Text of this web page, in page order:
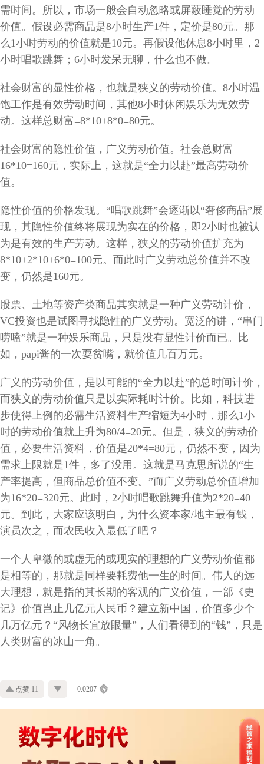
需时间。所以，市场一般会自动忽略或屏蔽睡觉的劳动
价值。假设必需商品是8小时生产1件，定价是80元。那
么1小时劳动的价值就是10元。再假设他休息8小时里，2
小时唱歌跳舞；6小时发呆无聊，什么也不做。
社会财富的显性价格，也就是狭义的劳动价值。8小时温
饱工作是有效劳动时间，其他8小时休闲娱乐为无效劳
动。这样总财富=8*10+8*0=80元。
社会财富的隐性价值，广义劳动价值。社会总财富
16*10=160元，实际上，这就是“全力以赴”最高劳动价
值。
隐性价值的价格发现。“唱歌跳舞”会逐渐以“奢侈商品”展
现，其隐性价值终将展现为实在的价格，即2小时也被认
为是有效的生产劳动。这样，狭义的劳动价值扩充为
8*10+2*10+6*0=100元。而此时广义劳动总价值并不改
变，仍然是160元。
股票、土地等资产类商品其实就是一种广义劳动计价，
VC投资也是试图寻找隐性的广义劳动。宽泛的讲，“串门
唠嗑”就是一种娱乐商品，只是没有显性计价而已。比
如，papi酱的一次耍贫嘴，就价值几百万元。
广义的劳动价值，是以可能的“全力以赴”的总时间计价，
而狭义的劳动价值只是以实际耗时计价。比如，科技进
步使得上例的必需生活资料生产缩短为4小时，那么1小
时的劳动价值就上升为80/4=20元。但是，狭义的劳动价
值，必要生活资料，价值是20*4=80元，仍然不变，因为
需求上限就是1件，多了没用。这就是马克思所说的“生
产率提高，但商品总价值不变。”而广义劳动总价值增加
为16*20=320元。此时，2小时唱歌跳舞升值为2*20=40
元。到此，大家应该明白，为什么资本家/地主最有钱，
演员次之，而农民收入最低了吧？
一个人卑微的或虚无的或现实的理想的广义劳动价值都
是相等的，那就是同样要耗费他一生的时间。伟人的远
大理想，就是指的其长期的客观的广义价值，一部《史
记》价值岂止几亿元人民币？建立新中国，价值多少个
几万亿元？“风物长宜放眼量”，人们看得到的“钱”，只是
人类财富的冰山一角。
点赞 11 0.0207